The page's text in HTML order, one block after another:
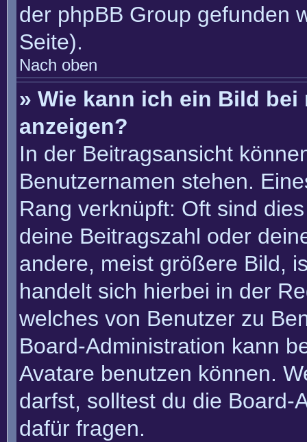
der phpBB Group gefunden
Seite).
Nach oben
» Wie kann ich ein Bild bei
anzeigen?
In der Beitragsansicht
Benutzernamen stehen.
Rang verknüpft: Oft sind
deine Beitragszahl oder
andere, meist größere Bild,
handelt sich hierbei in der
welches von Benutzer zu
Board-Administration kann
Avatare benutzen können.
darfst, solltest du die Board-
dafür fragen.